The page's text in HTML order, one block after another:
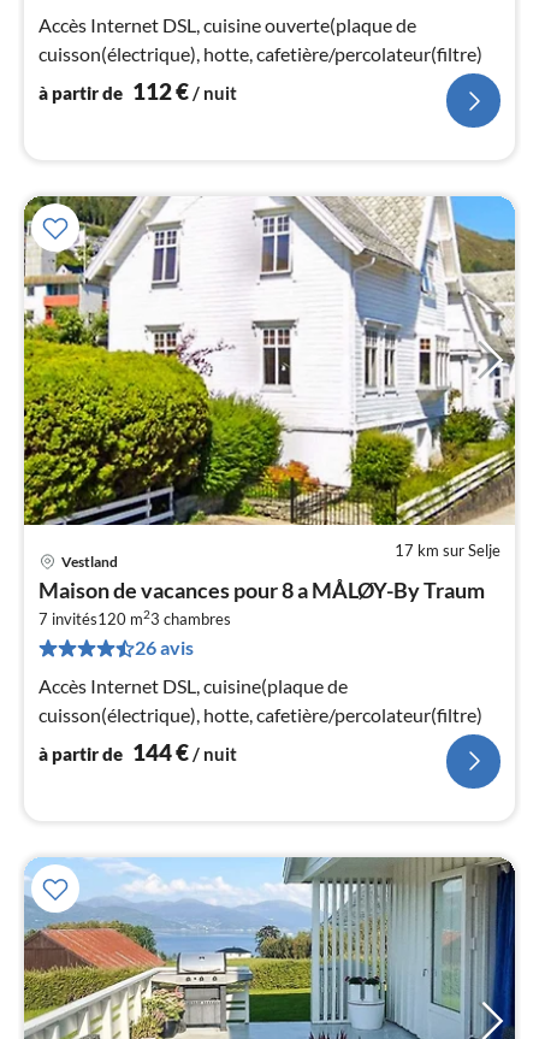
Accès Internet DSL, cuisine ouverte(plaque de
cuisson(électrique), hotte, cafetière/percolateur(filtre)
à partir de 112€/ nuit
17 km sur Selje
Vestland
Maison de vacances pour 8 a MÅLØY-By Traum
7 invités120 m23 chambres
26 avis
Accès Internet DSL, cuisine(plaque de
cuisson(électrique), hotte, cafetière/percolateur(filtre)
à partir de 144€ / nuit